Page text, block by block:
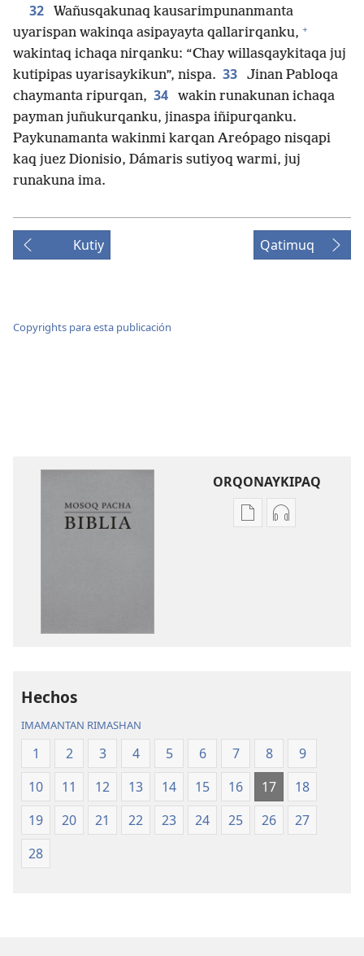
32
Wañusqakunaq kausarimpunanmanta
uyarispan wakinqa asipayayta qallarirqanku, +
wakintaq ichaqa nirqanku: “Chay willasqaykitaqa juj
kutipipas uyarisaykikun”, nispa. 33
Jinan Pabloqa
chaymanta ripurqan, 34
wakin runakunan ichaqa
payman juñukurqanku, jinaspa iñipurqanku.
Paykunamanta wakinmi karqan Areópago nisqapi
kaq juez Dionisio, Dámaris sutiyoq warmi, juj
runakuna ima.
Kutiy Qatimuq
Copyrights para esta publicación
ORQONAYKIPAQ
Kaypi Kaypin
Hechos
IMAMANTAN RIMASHAN
1 2 3 4 5 6 7 8
9
10
11 12 13 14 15 16 17
18
19
20 21 22 23 24 25 26
27
28